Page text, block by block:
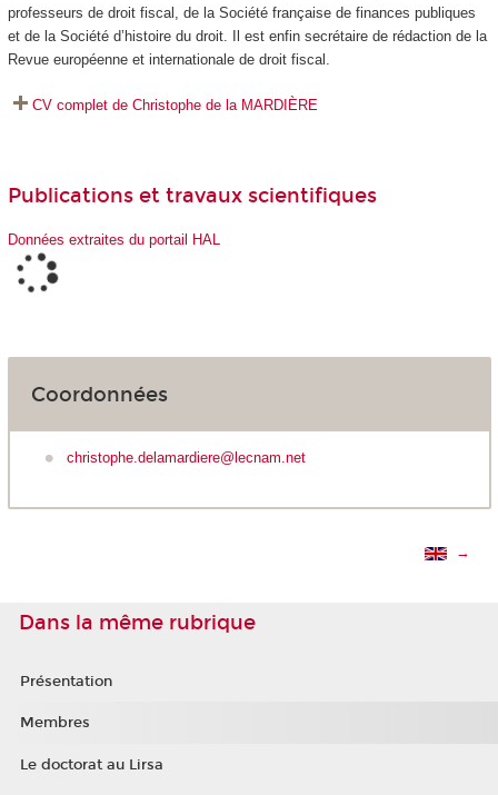
professeurs de droit fiscal, de la Société française de finances publiques
et de la Société d’histoire du droit. Il est enfin secrétaire de rédaction de la
Revue européenne et internationale de droit fiscal .
CV complet de Christophe de la MARDIÈRE
Publications et travaux scientifiques
Données extraites du portail HAL
Coordonnées
christophe.delamardiere@lecnam.net
→
Dans la même rubrique
Présentation
Membres
Le doctorat au Lirsa